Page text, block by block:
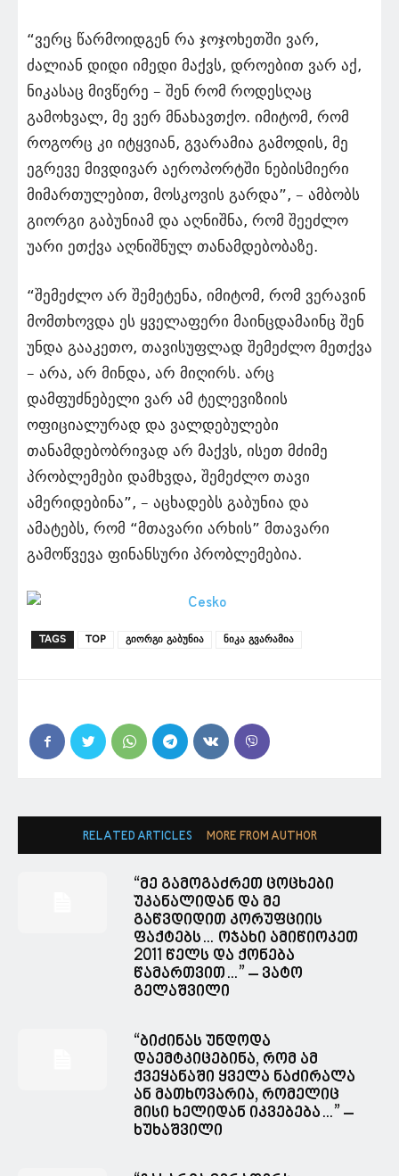
“ვერც წარმოიდგენ რა ჯოჯოხეთში ვარ,
ძალიან დიდი იმედი მაქვს, დროებით ვარ აქ,
ნიკასაც მივწერე – შენ რომ როდესღაც
გამოხვალ, მე ვერ მნახავთქო. იმიტომ, რომ
როგორც კი იტყვიან, გვარამია გამოდის, მე
ეგრევე მივდივარ აეროპორტში ნებისმიერი
მიმართულებით, მოსკოვის გარდა”, – ამბობს
გიორგი გაბუნიამ და აღნიშნა, რომ შეეძლო
უარი ეთქვა აღნიშნულ თანამდებობაზე.
“შემეძლო არ შემეტენა, იმიტომ, რომ ვერავინ
მომთხოვდა ეს ყველაფერი მაინცდამაინც შენ
უნდა გააკეთო, თავისუფლად შემეძლო მეთქვა
– არა, არ მინდა, არ მიღირს. არც
დამფუძნებელი ვარ ამ ტელევიზიის
ოფიციალურად და ვალდებულები
თანამდებობრივად არ მაქვს, ისეთ მძიმე
პრობლემები დამხვდა, შემეძლო თავი
ამერიდებინა”, – აცხადებს გაბუნია და
ამატებს, რომ “მთავარი არხის” მთავარი
გამოწვევა ფინანსური პრობლემებია.
TAGS TOP გიორგი გაბუნია ნიკა გვარამია
RELATED ARTICLES MORE FROM AUTHOR
“მე გამოგაძრეთ ცოცხები
უკანალიდან და მე
გაწვდიდით კორუფციის
ფაქტებს… ოჯახი ამიწიოკეთ
2011 წელს და ქონება
წამართვით…” – ვატო
გელაშვილი
“ბიძინას უნდოდა
დაემტკიცებინა, რომ ამ
ქვეყანაში ყველა ნაძირალა
ან მათხოვარია, რომელიც
მისი ხელიდან იკვებება…” –
ხუხაშვილი